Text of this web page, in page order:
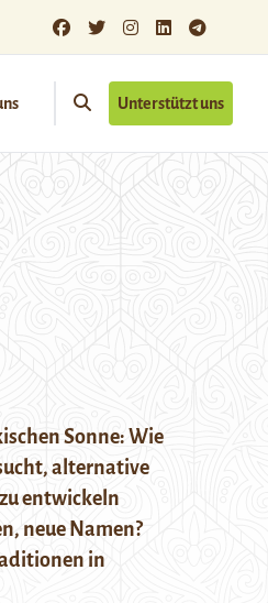
Unterstützt uns
Sonne: Wie
alternative
entwickeln
neue Namen?
in